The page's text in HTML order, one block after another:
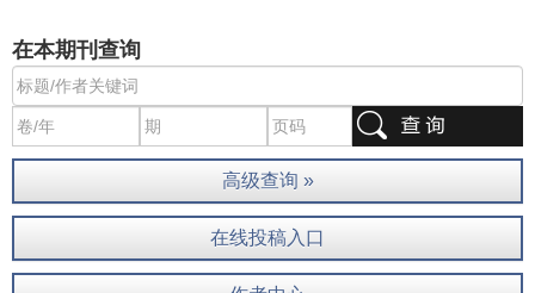
在本期刊查询
高级查询 »
在线投稿入口